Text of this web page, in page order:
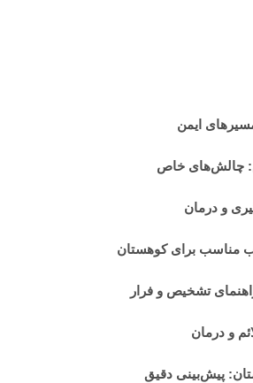
ایمن
چالش‌های خاص
و درمان
مناسب برای کوهستان
تشخیص و فرار
و درمان
پیش‌بینی دقیق